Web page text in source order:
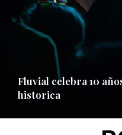
Fluvial celebra 10
historica